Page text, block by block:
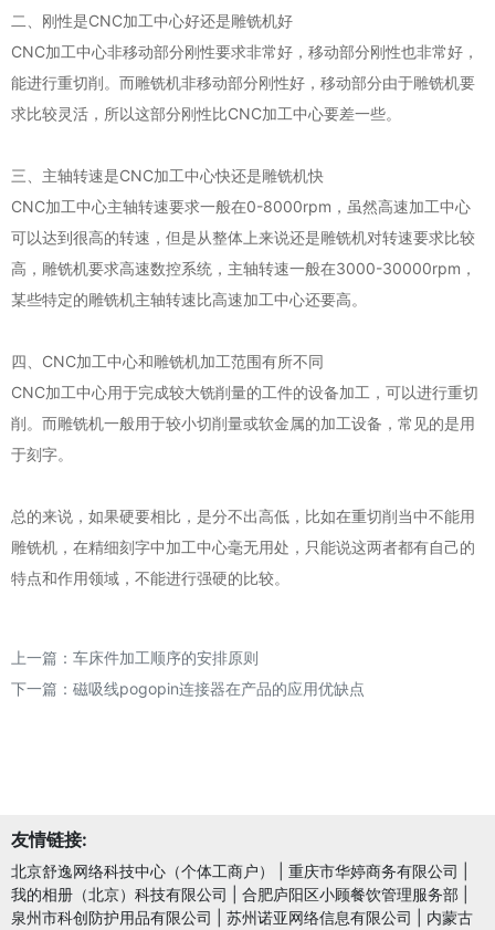
二、刚性是CNC加工中心好还是雕铣机好
CNC加工中心非移动部分刚性要求非常好，移动部分刚性也非常好，
能进行重切削。而雕铣机非移动部分刚性好，移动部分由于雕铣机要
求比较灵活，所以这部分刚性比CNC加工中心要差一些。
三、主轴转速是CNC加工中心快还是雕铣机快
CNC加工中心主轴转速要求一般在0-8000rpm，虽然高速加工中心
可以达到很高的转速，但是从整体上来说还是雕铣机对转速要求比较
高，雕铣机要求高速数控系统，主轴转速一般在3000-30000rpm，
某些特定的雕铣机主轴转速比高速加工中心还要高。
四、CNC加工中心和雕铣机加工范围有所不同
CNC加工中心用于完成较大铣削量的工件的设备加工，可以进行重切
削。而雕铣机一般用于较小切削量或软金属的加工设备，常见的是用
于刻字。
总的来说，如果硬要相比，是分不出高低，比如在重切削当中不能用
雕铣机，在精细刻字中加工中心毫无用处，只能说这两者都有自己的
特点和作用领域，不能进行强硬的比较。
上一篇： 车床件加工顺序的安排原则
下一篇： 磁吸线pogopin连接器在产品的应用优缺点
友情链接:
北京舒逸网络科技中心（个体工商户） 重庆市华婷商务有限公司
我的相册（北京）科技有限公司
合肥庐阳区小顾餐饮管理服务部
泉州市科创防护用品有限公司
苏州诺亚网络信息有限公司
内蒙古